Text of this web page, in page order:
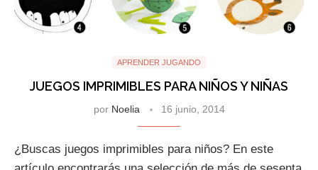
APRENDER JUGANDO
JUEGOS IMPRIMIBLES PARA NIÑOS Y NIÑAS
por Noelia 16 junio, 2014
¿Buscas juegos imprimibles para niños? En este